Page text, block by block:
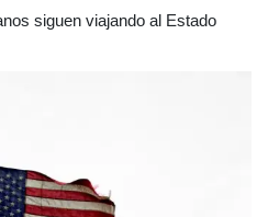
siguen viajando al Estado